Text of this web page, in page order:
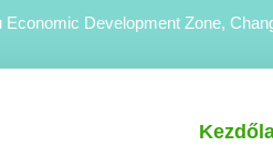
Development Zone,